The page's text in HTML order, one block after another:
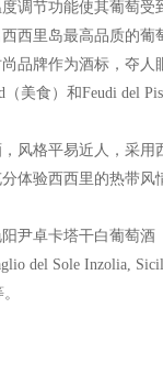
调节功能使其葡萄
西里岛最高品质的
品牌作为酒标，夺
美食）和Feudi del
格平易近人，采用
体验西西里的热带风
卓卡塔干白葡萄酒（
del Sole Inzolia,